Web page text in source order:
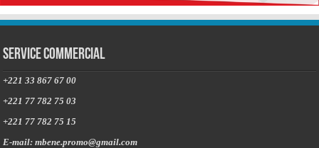
Service commercial
+221 33 867 67 00
+221 77 782 75 03
+221 77 782 75 15
E-mail: mbene.promo@gmail.com